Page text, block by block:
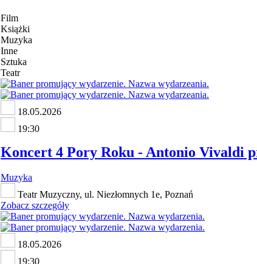
Film
Książki
Muzyka
Inne
Sztuka
Teatr
18.05.2026
19:30
Koncert 4 Pory Roku - Antonio Vivaldi
Muzyka
Teatr Muzyczny, ul. Niezłomnych 1e, Poznań
Zobacz szczegóły
18.05.2026
19:30